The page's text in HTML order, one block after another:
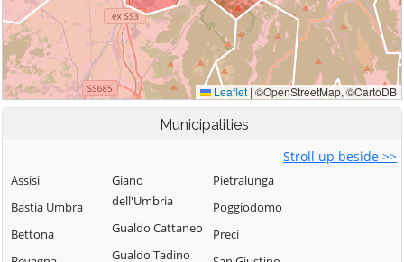
Municipalities
Stroll up beside >>
Assisi
Bastia Umbra
Bettona
Giano
dell'Umbria
Gualdo Cattaneo
Gualdo Tadino
Pietralunga
Poggiodomo
Preci